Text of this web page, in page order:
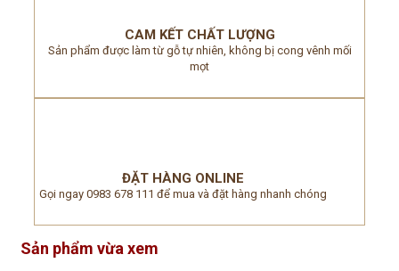
CAM KẾT CHẤT LƯỢNG
Sản phẩm được làm từ gỗ tự nhiên, không bị cong vênh mối
mọt
ĐẶT HÀNG ONLINE
Gọi ngay 0983 678 111 để mua và đặt hàng nhanh chóng
Sản phẩm vừa xem